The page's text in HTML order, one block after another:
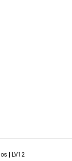
| LV12